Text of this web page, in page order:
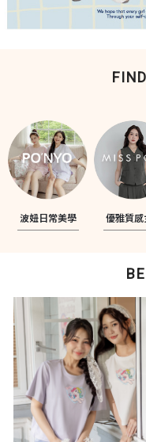
波妞日常美學 優雅質感